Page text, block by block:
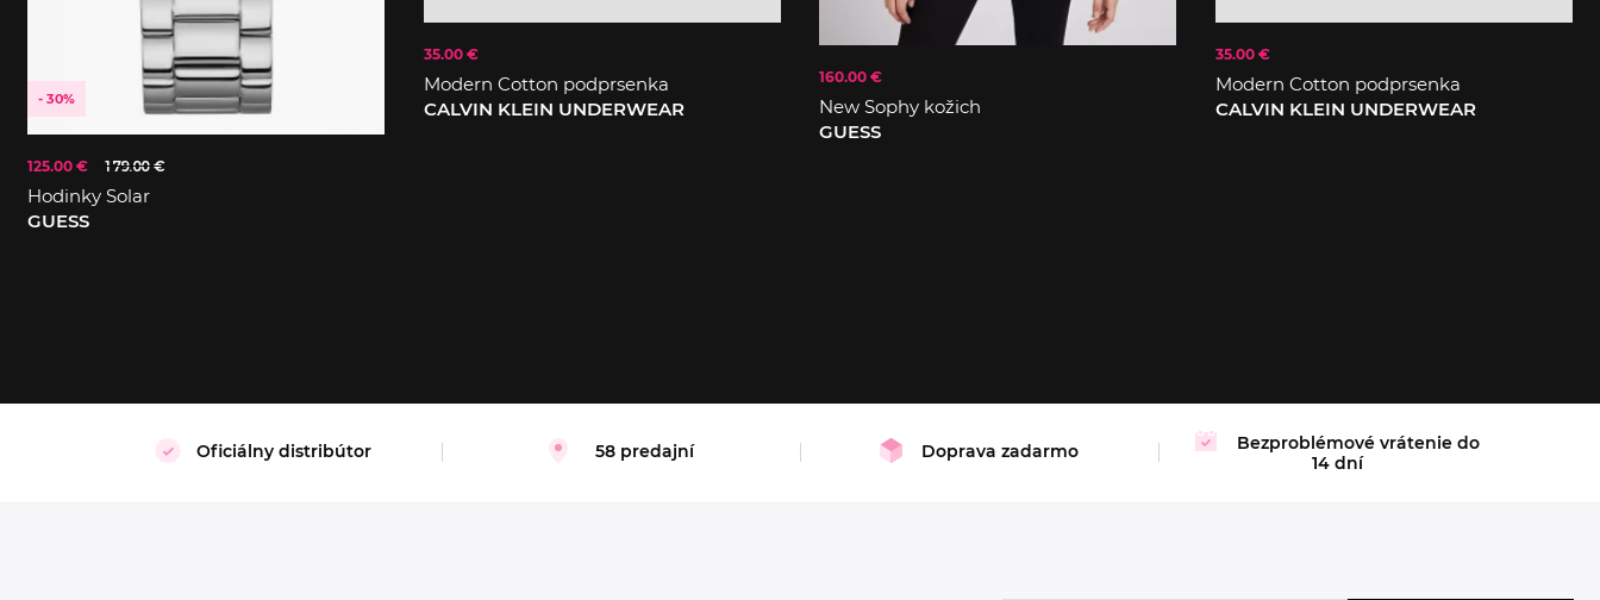
- 30%
125.00 € 179.00 €
Hodinky Solar
GUESS
35.00 €
Modern Cotton podprsenka
CALVIN KLEIN UNDERWEAR
160.00 €
New Sophy kožich
GUESS
35.00 €
Modern Cotton podprsenka
CALVIN KLEIN UNDERWEAR
Oficiálny distribútor 58 predajní Doprava zadarmo
Bezproblémové vrátenie do
14 dní